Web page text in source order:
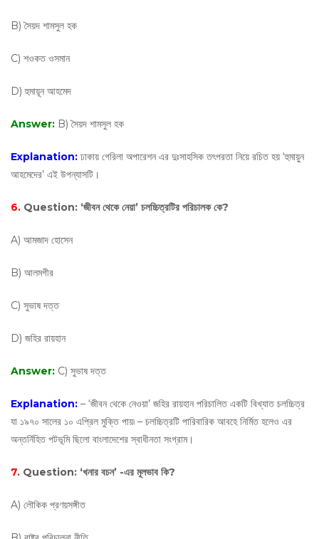
B) সৈয়দ শামসুল হক
C) শওকত ওসমান
D) হুমায়ূন আহমেদ
Answer: B) সৈয়দ শামসুল হক
Explanation: ঢাকায় গেরিলা অপারেশন এর দুঃসাহসিক তৎপরতা নিয়ে রচিত হয় ‘হুমায়ুন
আহমেদের’ এই উপন্যাসটি।
6. Question: ‘জীবন থেকে নেয়া’ চলচ্চিত্রটির পরিচালক কে?
A) আমজাদ হোসেন
B) আলমগীর
C) সুভাষ দত্ত
D) জহির রায়হান
Answer: C) সুভাষ দত্ত
Explanation: – ‘জীবন থেকে নেওয়া’ জহির রায়হান পরিচালিত একটি বিখ্যাত চলচ্চিত্র
যা ১৯৭০ সালের ১০ এপ্রিল মুক্তি পায়৷ – চলচ্চিত্রটি পারিবারিক আবহে নির্মিত হলেও এর
অন্তর্নিহিত পটভূমি ছিলো বাংলাদেশের স্বাধীনতা সংগ্রাম।
7. Question: ‘খনার বচন’ -এর মূলভাব কি?
A) লৌকিক প্রণয়সঙ্গীত